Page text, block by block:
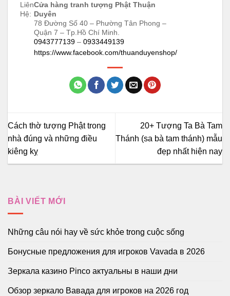
Liên
Hệ:
Cửa hàng tranh tượng Phật Thuận
Duyên
78 Đường Số 40 – Phường Tân Phong –
Quận 7 – Tp.Hồ Chí Minh.
0943777139 – 0933449139
https://www.facebook.com/thuanduyenshop/
Cách thờ tượng Phật trong
nhà đúng và những điều
kiêng kỵ
20+ Tượng Ta Bà Tam
Thánh (sa bà tam thánh) mẫu
đẹp nhất hiện nay
BÀI VIẾT MỚI
Những câu nói hay về sức khỏe trong cuộc sống
Бонусные предложения для игроков Vavada в 2026
Зеркала казино Pinco актуальны в наши дни
Обзор зеркало Вавада для игроков на 2026 год